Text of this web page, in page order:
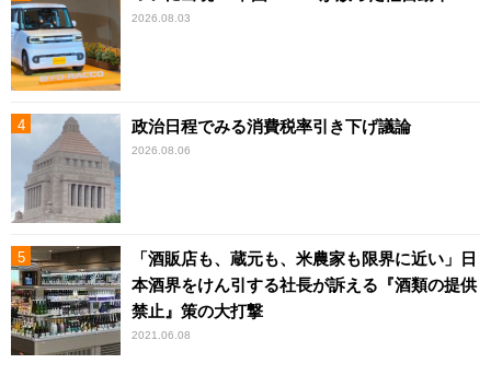
2026.08.03
政治日程でみる消費税率引き下げ議論
2026.08.06
「酒販店も、蔵元も、米農家も限界に近い」日
本酒界をけん引する社長が訴える『酒類の提供
禁止』策の大打撃
2021.06.08